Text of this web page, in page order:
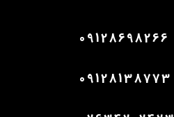
09128698266
09128138773